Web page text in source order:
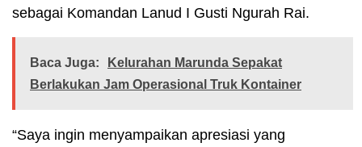
sebagai Komandan Lanud I Gusti Ngurah Rai.
Baca Juga:
Kelurahan Marunda Sepakat
Berlakukan Jam Operasional Truk Kontainer
“Saya ingin menyampaikan apresiasi yang